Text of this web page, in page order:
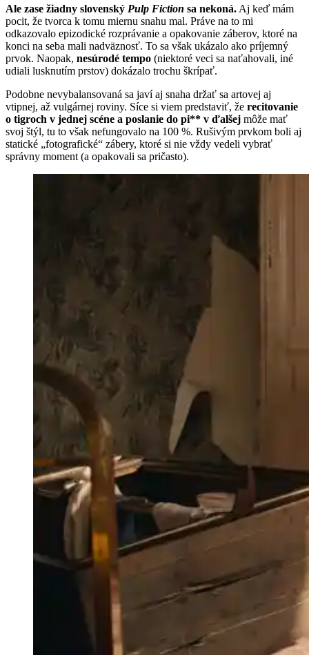
Ale zase žiadny slovenský Pulp Fiction sa nekoná. Aj keď mám
pocit, že tvorca k tomu miernu snahu mal. Práve na to mi
odkazovalo epizodické rozprávanie a opakovanie záberov, ktoré na
konci na seba mali nadväznosť. To sa však ukázalo ako príjemný
prvok. Naopak, nesúrodé tempo (niektoré veci sa naťahovali, iné
udiali lusknutím prstov) dokázalo trochu škrípať.
Podobne nevybalansovaná sa javí aj snaha držať sa artovej aj
vtipnej, až vulgárnej roviny. Síce si viem predstaviť, že recitovanie
o tigroch v jednej scéne a poslanie do pi** v ďalšej môže mať
svoj štýl, tu to však nefungovalo na 100 %. Rušivým prvkom boli aj
statické „fotografické“ zábery, ktoré si nie vždy vedeli vybrať
správny moment (a opakovali sa pričasto).